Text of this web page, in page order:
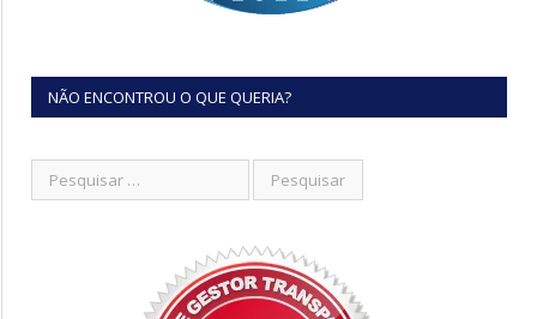
NÃO ENCONTROU O QUE QUERIA?